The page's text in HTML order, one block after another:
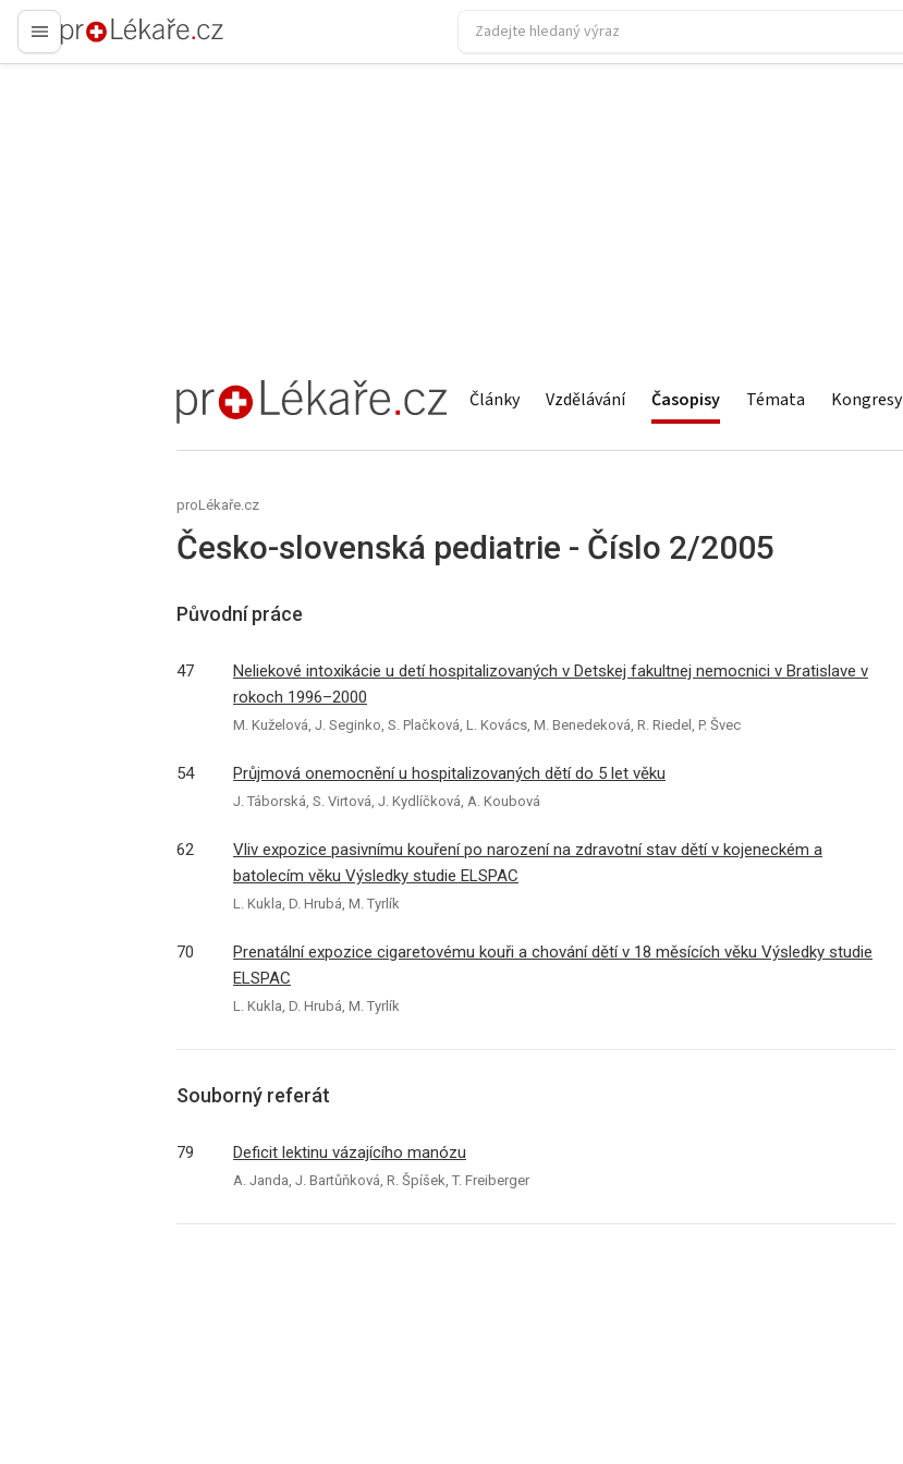
proLékaře.cz
proLékaře.cz Články Vzdělávání Časopisy Témata Kongresy
proLékaře.cz
Česko-slovenská pediatrie - Číslo 2/2005
Původní práce
47
Neliekové intoxikácie u detí hospitalizovaných v Detskej fakultnej nemocnici v Bratislave v
rokoch 1996–2000
M. Kuželová, J. Seginko, S. Plačková, L. Kovács, M. Benedeková, R. Riedel, P. Švec
54 Průjmová onemocnění u hospitalizovaných dětí do 5 let věku
J. Táborská, S. Virtová, J. Kydlíčková, A. Koubová
62
Vliv expozice pasivnímu kouření po narození na zdravotní stav dětí v kojeneckém a
batolecím věku Výsledky studie ELSPAC
L. Kukla, D. Hrubá, M. Tyrlík
70
Prenatální expozice cigaretovému kouři a chování dětí v 18 měsících věku Výsledky studie
ELSPAC
L. Kukla, D. Hrubá, M. Tyrlík
Souborný referát
79 Deficit lektinu vázajícího manózu
A. Janda, J. Bartůňková, R. Špíšek, T. Freiberger